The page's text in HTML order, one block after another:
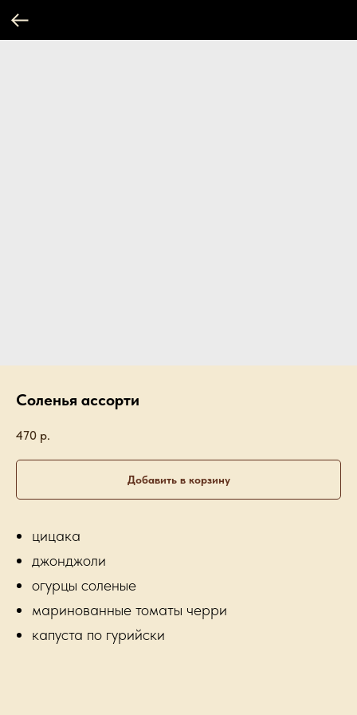
Соленья ассорти
470 р.
Добавить в корзину
цицака
джонджоли
огурцы соленые
маринованные томаты черри
капуста по гурийски